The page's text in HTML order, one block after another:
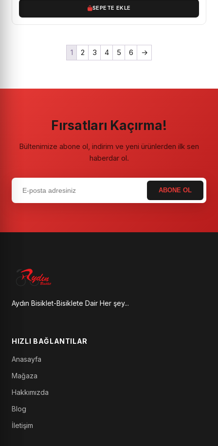
SEPETE EKLE
1 2 3 4 5 6 →
Fırsatları Kaçırma!
Bültenimize abone ol, indirim ve yeni ürünlerden ilk sen
haberdar ol.
ABONE OL
Aydın Bisiklet-Bisiklete Dair Her şey...
HIZLI BAĞLANTILAR
Anasayfa
Mağaza
Hakkımızda
Blog
İletişim